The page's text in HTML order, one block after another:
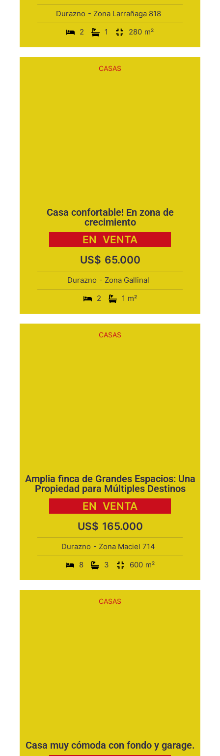
Durazno - Zona Larrañaga 818
2
1 280 m²
CASAS
Casa confortable! En zona de
crecimiento
EN VENTA
US$ 65.000
Durazno - Zona Gallinal
2
1 m²
CASAS
Amplia finca de Grandes Espacios: Una
Propiedad para Múltiples Destinos
EN VENTA
US$ 165.000
Durazno - Zona Maciel 714
8
3 600 m²
CASAS
Casa muy cómoda con fondo y garage.